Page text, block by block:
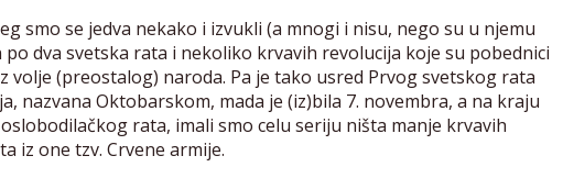
smo se jedva nekako i izvukli (a mnogi i nisu, nego su u njemu
dva svetska rata i nekoliko krvavih revolucija koje su pobednici
volje (preostalog) naroda. Pa je tako usred Prvog svetskog rata
nazvana Oktobarskom, mada je (iz)bila 7. novembra, a na kraju
rata, imali smo celu seriju ništa manje krvavih
iz one tzv. Crvene armije.